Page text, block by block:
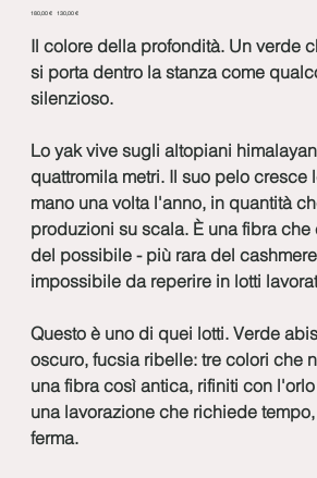
Prezzo
180,00 €
Prezzo
130,00 €
Il colore della profondità. Un verde
si porta dentro la stanza come
silenzioso.
Lo yak vive sugli altopiani
quattromila metri. Il suo pelo cresce
mano una volta l'anno, in quantità
produzioni su scala. È una fibra che
del possibile - più rara del
impossibile da reperire in lotti
Questo è uno di quei lotti. Verde
oscuro, fucsia ribelle: tre colori che
una fibra così antica, rifiniti con
una lavorazione che richiede
ferma.